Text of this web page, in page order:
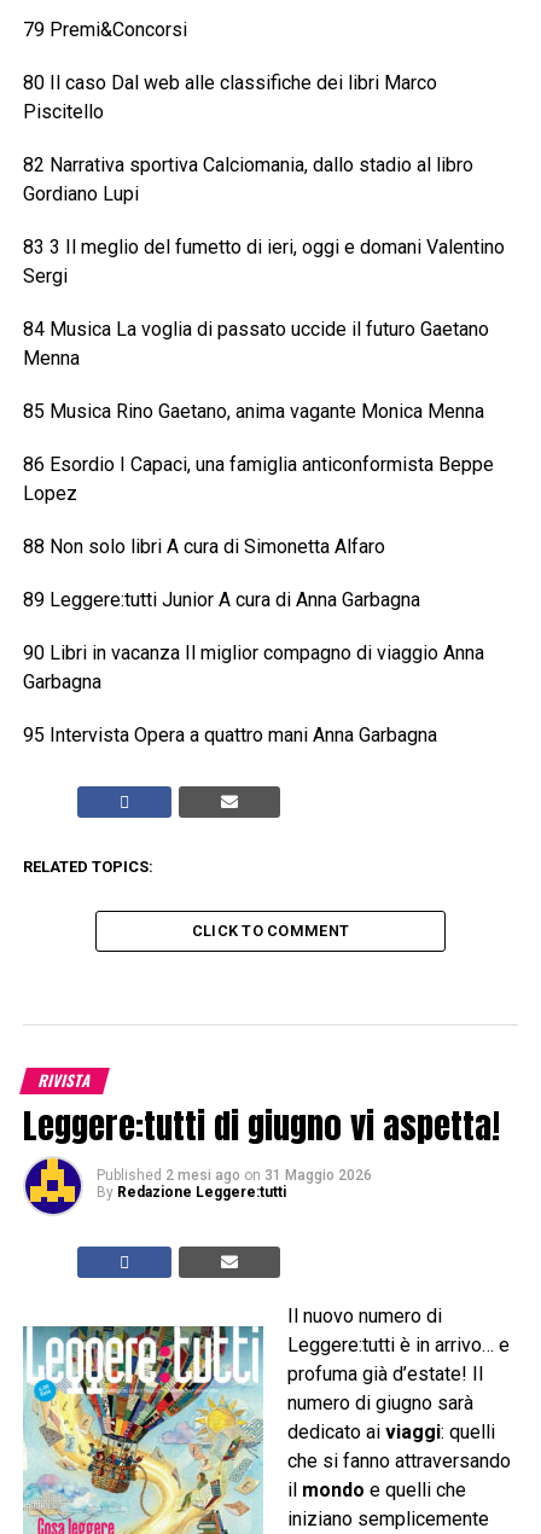
79 Premi&Concorsi
80 Il caso Dal web alle classifiche dei libri Marco
Piscitello
82 Narrativa sportiva Calciomania, dallo stadio al libro
Gordiano Lupi
83 3 Il meglio del fumetto di ieri, oggi e domani Valentino
Sergi
84 Musica La voglia di passato uccide il futuro Gaetano
Menna
85 Musica Rino Gaetano, anima vagante Monica Menna
86 Esordio I Capaci, una famiglia anticonformista Beppe
Lopez
88 Non solo libri A cura di Simonetta Alfaro
89 Leggere:tutti Junior A cura di Anna Garbagna
90 Libri in vacanza Il miglior compagno di viaggio Anna
Garbagna
95 Intervista Opera a quattro mani Anna Garbagna
RELATED TOPICS:
CLICK TO COMMENT
RIVISTA
Leggere:tutti di giugno vi aspetta!
Published 2 mesi ago on 31 Maggio 2026
By Redazione Leggere:tutti
Il nuovo numero di
Leggere:tutti è in arrivo… e
profuma già d’estate! Il
numero di giugno sarà
dedicato ai viaggi: quelli
che si fanno attraversando
il mondo e quelli che
iniziano semplicemente